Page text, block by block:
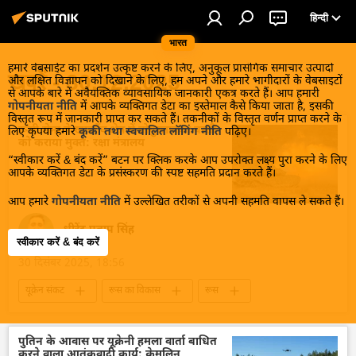
भारत
हिन्दी
हमारे वेबसाईट का प्रदर्शन उत्कृष्ट करने के लिए, अनुकूल प्रासंगिक समाचार उत्पादों
और लक्षित विज्ञापन को दिखाने के लिए, हम अपने और हमारे भागीदारों के वेबसाइटों
से आपके बारे में अवैयक्तिक व्यावसायिक जानकारी एकत्र करते हैं। आप हमारी
गोपनीयता नीति में आपके व्यक्तिगत डेटा का इस्तेमाल कैसे किया जाता है, इसकी
विस्तृत रूप में जानकारी प्राप्त कर सकते हैं। तकनीकों के विस्तृत वर्णन प्राप्त करने के
लिए कृपया हमारे कूकी तथा स्वचालित लॉगिंग नीति पढ़िए।
“स्वीकार करें & बंद करें” बटन पर क्लिक करके आप उपरोक्त लक्ष्य पुरा करने के लिए
आपके व्यक्तिगत डेटा के प्रसंस्करण की स्पष्ट सहमति प्रदान करते हैं।
आप हमारे गोपनीयता नीति में उल्लेखित तरीकों से अपनी सहमति वापस ले सकते हैं।
स्वीकार करें & बंद करें
खबरें - 30.12.2025
रूसी सेना ने खार्कोव क्षेत्र में बोगुस्लावका बस्ती
को कराया मुक्त: रक्षा मंत्रालय
धीरेंद्र प्रताप सिंह
यूक्रेन संकट रूस का विकास
रूस
यूक्रेन की सुरक्षा सेवा (SBU)
यूक्रेन का जवाबी हमला
पुतिन के आवास पर यूक्रेनी हमला वार्ता बाधित